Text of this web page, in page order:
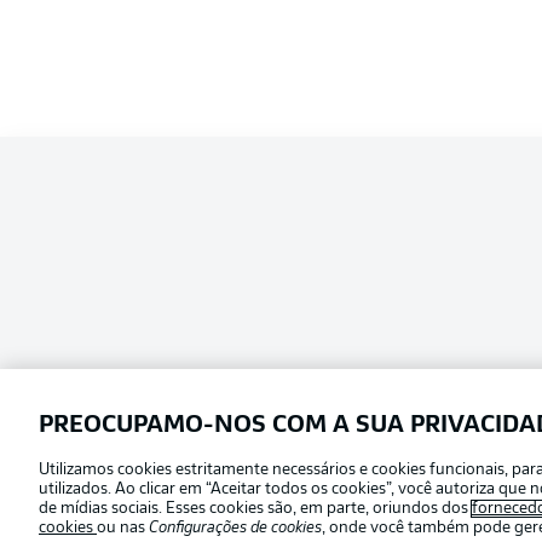
Escolha seu idioma
Português
Football as it’s meant to be
PREOCUPAMO-NOS COM A SUA
Utilizamos cookies estritamente necessários e cookies funcionais,
utilizados. Ao clicar em “Aceitar todos os cookies”, você autoriza
de mídias sociais. Esses cookies são, em parte, oriundos dos
cookies ou nas Configurações de cookies, onde você também pode